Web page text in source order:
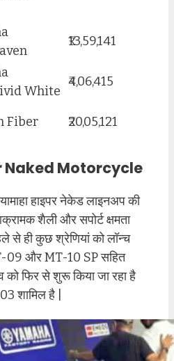
₹13,59,141
White
₹4,06,415
Fiber ₹20,05,121
Naked Motorcycle
हाइपर नेकेड लाइनअप की
शैली और सपोर्ट क्षमता
से ही कुछ श्रेणियां को लॉन्च
09 और MT-10 SP सहित
फिर से शुरू किया जा रहा है
शामिल है |